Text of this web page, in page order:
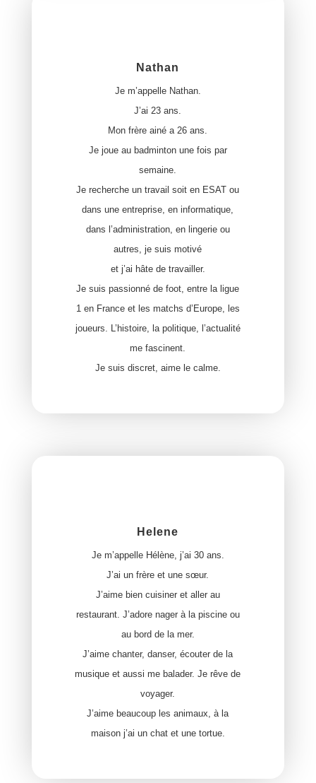
Nathan
Je m’appelle Nathan.
J’ai 23 ans.
Mon frère ainé a 26 ans.
Je joue au badminton une fois par
semaine.
Je recherche un travail soit en ESAT ou
dans une entreprise, en informatique,
dans l’administration, en lingerie ou
autres, je suis motivé
et j’ai hâte de travailler.
Je suis passionné de foot, entre la ligue
1 en France et les matchs d’Europe, les
joueurs. L’histoire, la politique, l’actualité
me fascinent.
Je suis discret, aime le calme.
Helene
Je m’appelle Hélène, j’ai 30 ans.
J’ai un frère et une sœur.
J’aime bien cuisiner et aller au
restaurant. J’adore nager à la piscine ou
au bord de la mer.
J’aime chanter, danser, écouter de la
musique et aussi me balader. Je rêve de
voyager.
J’aime beaucoup les animaux, à la
maison j’ai un chat et une tortue.